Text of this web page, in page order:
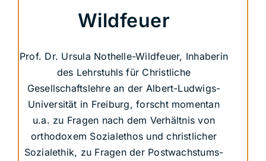
Wildfeuer
Prof. Dr. Ursula Nothelle-Wildfeuer, Inhaberin
des Lehrstuhls für Christliche
Gesellschaftslehre an der Albert-Ludwigs-
Universität in Freiburg, forscht momentan
u.a. zu Fragen nach dem Verhältnis von
orthodoxem Sozialethos und christlicher
Sozialethik, zu Fragen der Postwachstums-